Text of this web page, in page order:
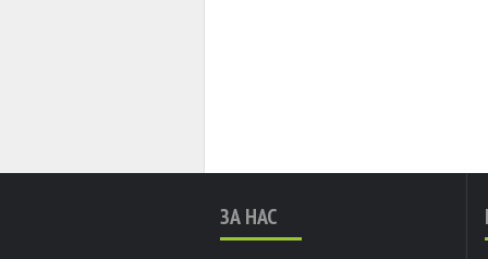
ЗА НАС